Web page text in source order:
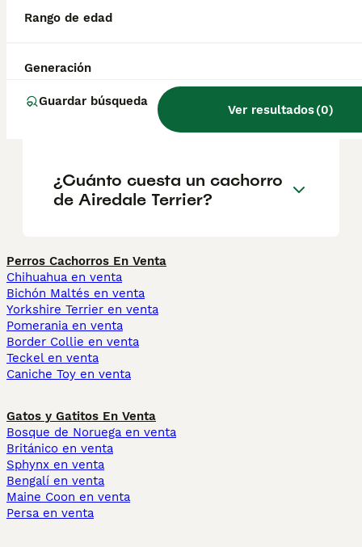
Rango de edad
Generación
Guardar búsqueda
Ver resultados(0)
desventajas de la raza
¿Cómo es el carácter de
Airedale Terrier?
¿Cuánto cuesta un cachorro
de Airedale Terrier?
Perros Cachorros En Venta
Chihuahua en venta
Bichón Maltés en venta
Yorkshire Terrier en venta
Pomerania en venta
Border Collie en venta
Teckel en venta
Caniche Toy en venta
Gatos y Gatitos En Venta
Bosque de Noruega en venta
Británico en venta
Sphynx en venta
Bengalí en venta
Maine Coon en venta
Persa en venta